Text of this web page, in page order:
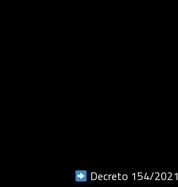
Decreto 154/2021